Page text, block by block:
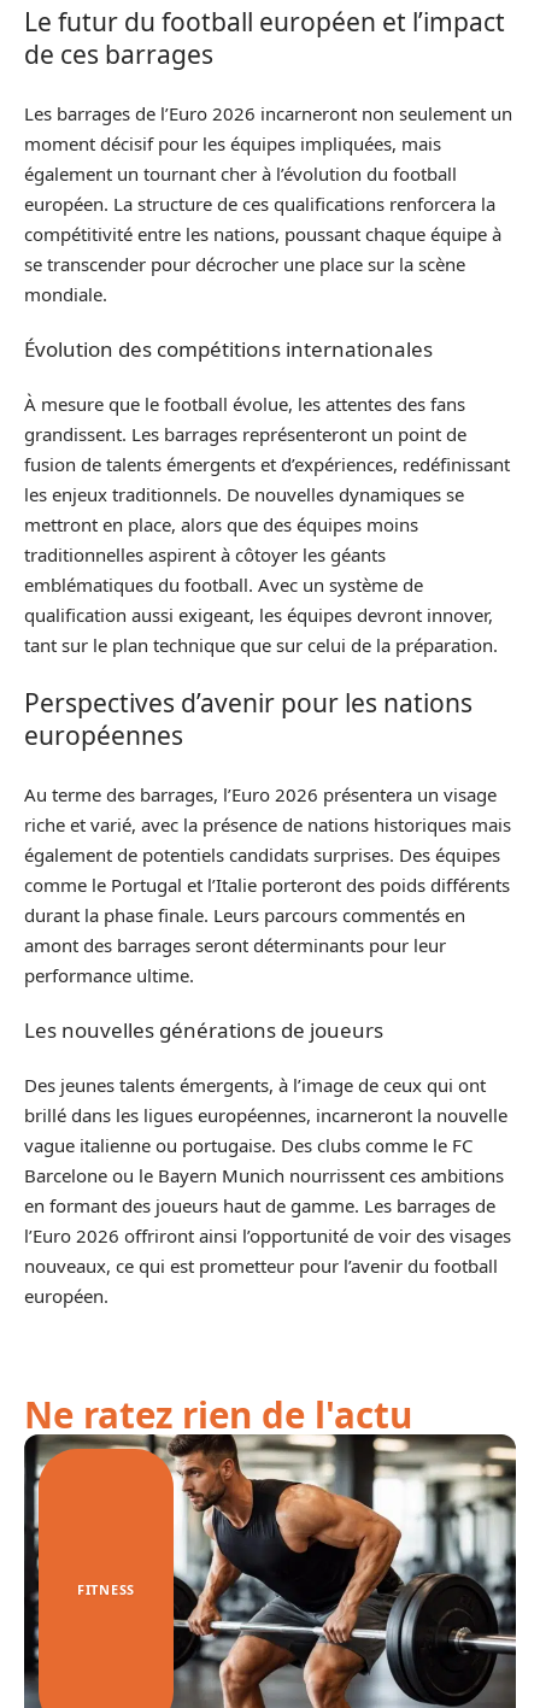
Le futur du football européen et l’impact
de ces barrages
Les barrages de l’Euro 2026 incarneront non seulement un
moment décisif pour les équipes impliquées, mais
également un tournant cher à l’évolution du football
européen. La structure de ces qualifications renforcera la
compétitivité entre les nations, poussant chaque équipe à
se transcender pour décrocher une place sur la scène
mondiale.
Évolution des compétitions internationales
À mesure que le football évolue, les attentes des fans
grandissent. Les barrages représenteront un point de
fusion de talents émergents et d’expériences, redéfinissant
les enjeux traditionnels. De nouvelles dynamiques se
mettront en place, alors que des équipes moins
traditionnelles aspirent à côtoyer les géants
emblématiques du football. Avec un système de
qualification aussi exigeant, les équipes devront innover,
tant sur le plan technique que sur celui de la préparation.
Perspectives d’avenir pour les nations
européennes
Au terme des barrages, l’Euro 2026 présentera un visage
riche et varié, avec la présence de nations historiques mais
également de potentiels candidats surprises. Des équipes
comme le Portugal et l’Italie porteront des poids différents
durant la phase finale. Leurs parcours commentés en
amont des barrages seront déterminants pour leur
performance ultime.
Les nouvelles générations de joueurs
Des jeunes talents émergents, à l’image de ceux qui ont
brillé dans les ligues européennes, incarneront la nouvelle
vague italienne ou portugaise. Des clubs comme le FC
Barcelone ou le Bayern Munich nourrissent ces ambitions
en formant des joueurs haut de gamme. Les barrages de
l’Euro 2026 offriront ainsi l’opportunité de voir des visages
nouveaux, ce qui est prometteur pour l’avenir du football
européen.
Ne ratez rien de l'actu
FITNESS